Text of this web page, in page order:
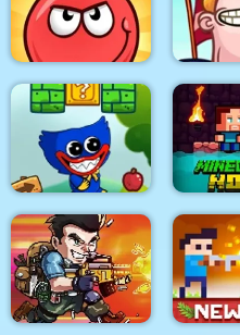
Football Masters Idle
Red Ball Forever
TrollFace
2
Wuggy Adventures
Adventure